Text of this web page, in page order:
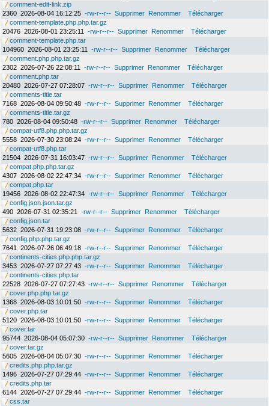
comment-edit-link.zip
2360 2026-08-04 16:12:25 -rw-r--r-- Supprimer Renommer
Télécharger
comment-template.php.php.tar.gz
20476 2026-08-01 23:25:11 -rw-r--r-- Supprimer Renommer
Télécharger
comment-template.php.tar
104960 2026-08-01 23:25:11 -rw-r--r-- Supprimer Renommer
Télécharger
comment.php.php.tar.gz
2302 2026-07-26 22:08:11 -rw-r--r-- Supprimer Renommer
Télécharger
comment.php.tar
20480 2026-07-27 07:28:07 -rw-r--r-- Supprimer Renommer
Télécharger
comments-title.tar
7168 2026-08-04 09:50:48 -rw-r--r-- Supprimer Renommer
Télécharger
comments-title.tar.gz
780 2026-08-04 09:50:48 -rw-r--r-- Supprimer Renommer
Télécharger
compat-utf8.php.php.tar.gz
5558 2026-07-30 23:08:24 -rw-r--r-- Supprimer Renommer
Télécharger
compat-utf8.php.tar
21504 2026-07-31 16:03:47 -rw-r--r-- Supprimer Renommer
Télécharger
compat.php.php.tar.gz
4307 2026-08-02 22:47:34 -rw-r--r-- Supprimer Renommer
Télécharger
compat.php.tar
19456 2026-08-02 22:47:34 -rw-r--r-- Supprimer Renommer
Télécharger
config.json.json.tar.gz
490 2026-07-31 02:35:21 -rw-r--r-- Supprimer Renommer
Télécharger
config.json.tar
5632 2026-07-31 19:23:08 -rw-r--r-- Supprimer Renommer
Télécharger
config.php.php.tar.gz
7641
2026-07-26 06:49:18 -rw-r--r-- Supprimer Renommer
Télécharger
continents-cities.php.php.tar.gz
3453 2026-07-27 07:27:43 -rw-r--r-- Supprimer Renommer
Télécharger
continents-cities.php.tar
22528 2026-07-27 07:27:43 -rw-r--r-- Supprimer Renommer
Télécharger
cover.php.php.tar.gz
1368 2026-08-03 10:01:50 -rw-r--r-- Supprimer Renommer
Télécharger
cover.php.tar
5120 2026-08-03 10:01:50 -rw-r--r-- Supprimer Renommer
Télécharger
cover.tar
95744 2026-08-04 05:07:30 -rw-r--r-- Supprimer Renommer
Télécharger
cover.tar.gz
5605 2026-08-04 05:07:30 -rw-r--r-- Supprimer Renommer
Télécharger
credits.php.php.tar.gz
1496 2026-07-27 07:29:44 -rw-r--r-- Supprimer Renommer
Télécharger
credits.php.tar
6144 2026-07-27 07:29:44 -rw-r--r-- Supprimer Renommer
Télécharger
css.tar